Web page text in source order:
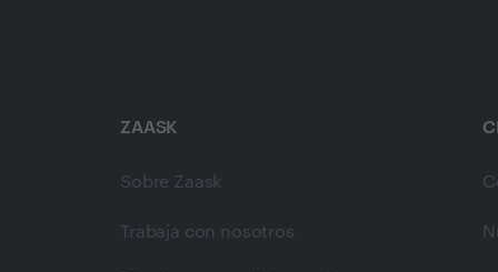
ZAASK
Sobre Zaask
Trabaja con nosotros